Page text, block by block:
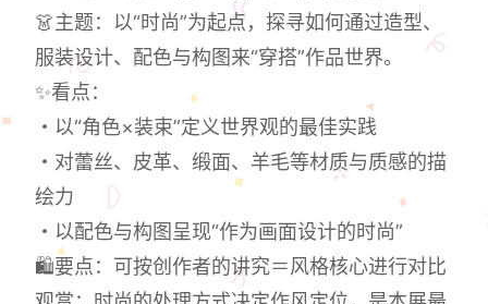
👗主题：以“时尚”为起点，探寻如何通过造型、
服装设计、配色与构图来“穿搭”作品世界。
✨看点：
・以“角色×装束”定义世界观的最佳实践
・对蕾丝、皮革、缎面、羊毛等材质与质感的描
绘力
・以配色与构图呈现“作为画面设计的时尚”
🛍️要点：可按创作者的讲究＝风格核心进行对比